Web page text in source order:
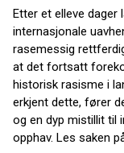
Etter et elleve dager
internasjonale
rasemessig
at det fortsatt
historisk rasisme i
erkjent dette, fører
og en dyp mistillit til
opphav. Les saken